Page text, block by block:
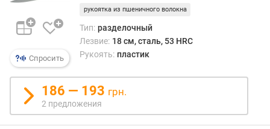
о
д
о
о
Спросить
рукоятка из пшеничного волокна
Тип: разделочный
Лезвие: 18 см, сталь, 53 HRC
Рукоять: пластик
186 — 193 грн.
2 предложения